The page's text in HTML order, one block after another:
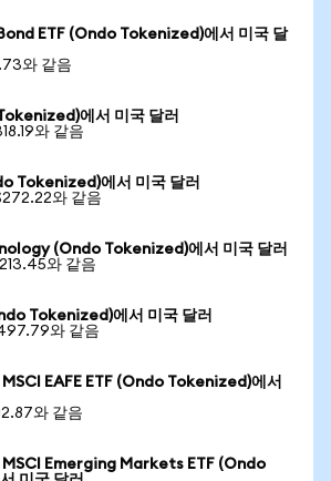
ETF (Ondo Tokenized)에서 미국 달
와 같음
에서 미국 달러
와 같음
Tokenized)에서 미국 달러
와 같음
(Ondo Tokenized)에서 미국 달러
와 같음
Tokenized)에서 미국 달러
와 같음
EAFE ETF (Ondo Tokenized)에서
와 같음
Emerging Markets ETF (Ondo